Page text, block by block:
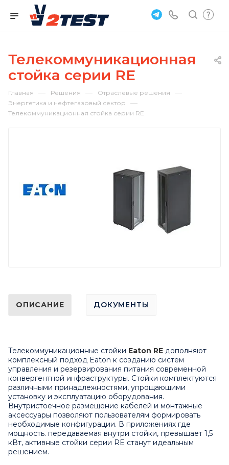
Телекоммуникационная
стойка серии RE
Главная — Решения — Отраслевые решения —
Энергетика и нефтегазовый сектор —
Телекоммуникационная стойка серии RE
ОПИСАНИЕ ДОКУМЕНТЫ
Телекоммуникационные стойки Eaton RE дополняют
комплексный подход Eaton к созданию систем
управления и резервирования питания современной
конвергентной инфраструктуры. Стойки комплектуются
различными принадлежностями, упрощающими
установку и эксплуатацию оборудования.
Внутристоечное размещение кабелей и монтажные
аксессуары позволяют пользователям формировать
необходимые конфигурации. В приложениях где
мощность. передаваемая внутри стойки, превышает 1,5
кВт, активные стойки серии RE станут идеальным
решением.